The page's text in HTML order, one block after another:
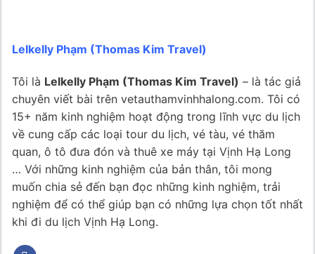
Lelkelly Phạm (Thomas Kim Travel)
Tôi là Lelkelly Phạm (Thomas Kim Travel) – là tác giả
chuyên viết bài trên vetauthamvinhhalong.com. Tôi có
15+ năm kinh nghiệm hoạt động trong lĩnh vực du lịch
về cung cấp các loại tour du lịch, vé tàu, vé thăm
quan, ô tô đưa đón và thuê xe máy tại Vịnh Hạ Long
… Với những kinh nghiệm của bản thân, tôi mong
muốn chia sẻ đến bạn đọc những kinh nghiệm, trải
nghiệm để có thể giúp bạn có những lựa chọn tốt nhất
khi đi du lịch Vịnh Hạ Long.